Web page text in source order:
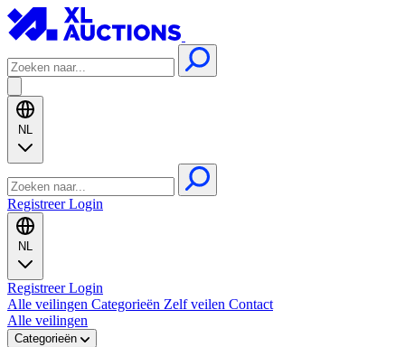
NL
RegistreerLogin
NL
RegistreerLogin
Alle veilingen Categorieën Zelf veilen Contact
Alle veilingen
Categorieën